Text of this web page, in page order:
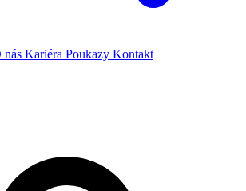
nás Kariéra Poukazy Kontakt